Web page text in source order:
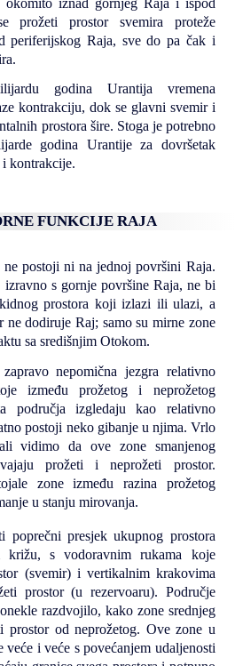
prožeti prostor svemira proteže
periferijskog Raja, sve do pa čak i
godina Urantija vremena
kontrakciju, dok se glavni svemir i
prostora šire. Stoga je potrebno
godina Urantije za dovršetak
kontrakcije.
FUNKCIJE RAJA
ne postoji ni na jednoj površini Raja.
s gornje površine Raja, ne bi
prostora koji izlazi ili ulazi, a
ne dodiruje Raj; samo su mirne zone
sa središnjim Otokom.
nepomična jezgra relativno
između prožetog i neprožetog
područja izgledaju kao relativno
postoji neko gibanje u njima. Vrlo
vidimo da ove zone smanjenog
prožeti i neprožeti prostor.
zone između razina prožetog
u stanju mirovanja.
poprečni presjek ukupnog prostora
križu, s vodoravnim rukama koje
(svemir) i vertikalnim krakovima
prostor (u rezervoaru). Područje
razdvojilo, kako zone srednjeg
prostor od neprožetog. Ove zone u
veće i veće s povećanjem udaljenosti